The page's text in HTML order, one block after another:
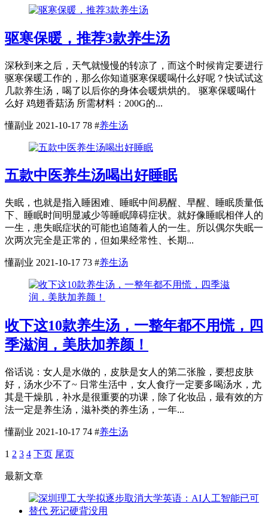
驱寒保暖，推荐3款养生汤
深秋到来之后，天气就慢慢的转凉了，而这个时候肯定要进行
驱寒保暖工作的，那么你知道驱寒保暖喝什么好呢？快试试这
几款养生汤，喝了以后你的身体会暖烘烘的。 驱寒保暖喝什
么好 鸡翅香菇汤 所需材料：200G的...
懂副业 2021-10-17 78 #养生汤
五款中医养生汤喝出好睡眠
失眠，也就是指入睡困难、睡眠中间易醒、早醒、睡眠质量低
下、睡眠时间明显减少等睡眠障碍症状。就好像睡眠相伴人的
一生，患失眠症状的可能也追随着人的一生。所以偶尔失眠一
次两次完全是正常的，但如果经常性、长期...
懂副业 2021-10-17 73 #养生汤
收下这10款养生汤，一整年都不用慌，四
季滋润，美肤加养颜！
俗话说：女人是水做的，皮肤是女人的第二张脸，要想皮肤
好，汤水少不了~ 日常生活中，女人食疗一定要多喝汤水，尤
其是干燥肌，补水是很重要的功课，除了化妆品，最有效的方
法一定是养生汤，滋补类的养生汤，一年...
懂副业 2021-10-17 74 #养生汤
1 2 3 4 下页 尾页
最新文章